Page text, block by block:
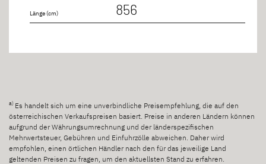
Länge (cm) 856
a) Es handelt sich um eine unverbindliche Preisempfehlung, die auf den
österreichischen Verkaufspreisen basiert. Preise in anderen Ländern können
aufgrund der Währungsumrechnung und der länderspezifischen
Mehrwertsteuer, Gebühren und Einfuhrzölle abweichen. Daher wird
empfohlen, einen örtlichen Händler nach den für das jeweilige Land
geltenden Preisen zu fragen, um den aktuellsten Stand zu erfahren.